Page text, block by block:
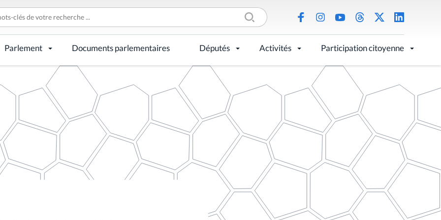
Parlement Documents parlementaires Députés Activités Participation citoyenne